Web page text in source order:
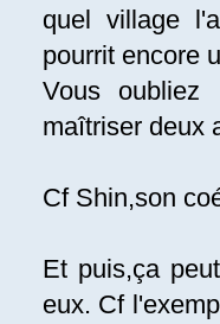
quel village
pourrit encore
Vous oubliez
maîtriser deux
Cf Shin,son
Et puis,ça
eux. Cf